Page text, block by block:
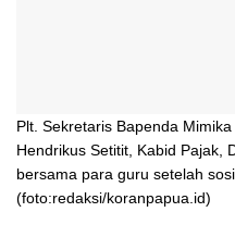
Plt. Sekretaris Bapenda
Hendrikus Setitit, Kabid Pajak,
bersama para guru setelah
(foto:redaksi/koranpapua.id)